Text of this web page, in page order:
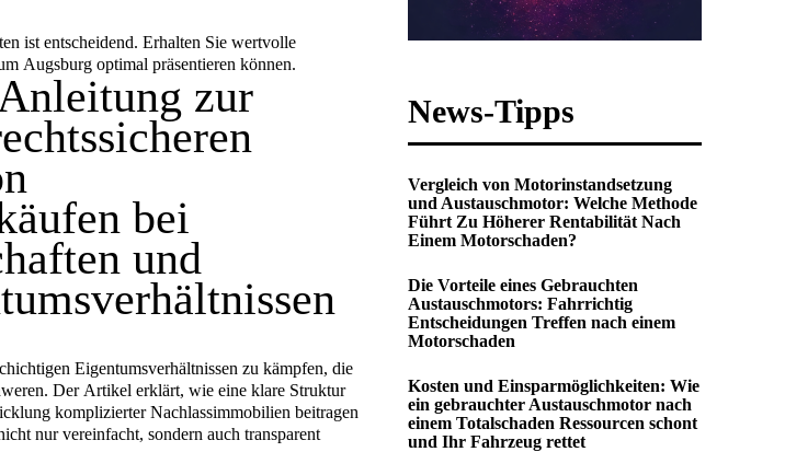
ist entscheidend. Erhalten Sie wertvolle
Augsburg optimal präsentieren können.
zur
bei
und
Eigentumsverhältnissen zu kämpfen, die
Der Artikel erklärt, wie eine klare Struktur
komplizierter Nachlassimmobilien beitragen
nur vereinfacht, sondern auch transparent
News-Tipps
Vergleich von Motorinstandsetzung
und Austauschmotor: Welche Methode
Führt Zu Höherer Rentabilität Nach
Einem Motorschaden?
Die Vorteile eines Gebrauchten
Austauschmotors: Fahrrichtig
Entscheidungen Treffen nach einem
Motorschaden
Kosten und Einsparmöglichkeiten: Wie
ein gebrauchter Austauschmotor nach
einem Totalschaden Ressourcen schont
und Ihr Fahrzeug rettet